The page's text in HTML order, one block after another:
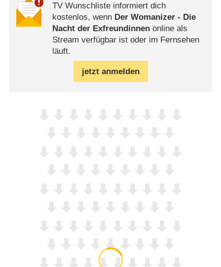
TV Wunschliste informiert dich
kostenlos, wenn Der Womanizer - Die
Nacht der Exfreundinnenonline als
Stream verfügbar ist oder im Fernsehen
läuft.
jetzt anmelden